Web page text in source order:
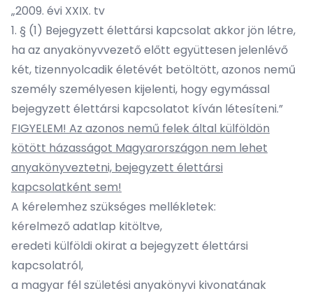
„2009. évi XXIX. tv
1. § (1) Bejegyzett élettársi kapcsolat akkor jön létre,
ha az anyakönyvvezető előtt együttesen jelenlévő
két, tizennyolcadik életévét betöltött, azonos nemű
személy személyesen kijelenti, hogy egymással
bejegyzett élettársi kapcsolatot kíván létesíteni.”
FIGYELEM! Az azonos nemű felek által külföldön
kötött házasságot Magyarországon nem lehet
anyakönyveztetni, bejegyzett élettársi
kapcsolatként sem!
A kérelemhez szükséges mellékletek:
kérelmező adatlap kitöltve,
eredeti külföldi okirat a bejegyzett élettársi
kapcsolatról,
a magyar fél születési anyakönyvi kivonatának